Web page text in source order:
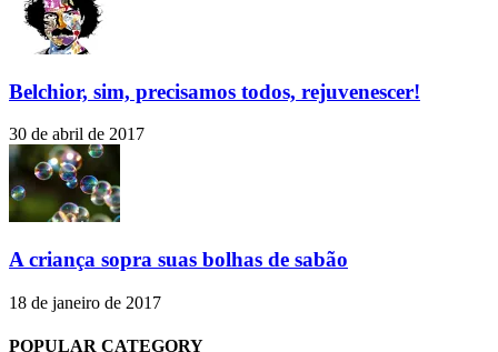
Belchior, sim, precisamos todos, rejuvenescer!
30 de abril de 2017
A criança sopra suas bolhas de sabão
18 de janeiro de 2017
POPULAR CATEGORY